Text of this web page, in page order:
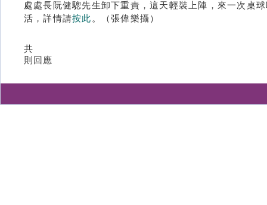
處處長阮健驄先生卸下重責，這天輕裝上陣，來一次桌
活，詳情請按此 。（張偉樂攝）
共
則回應